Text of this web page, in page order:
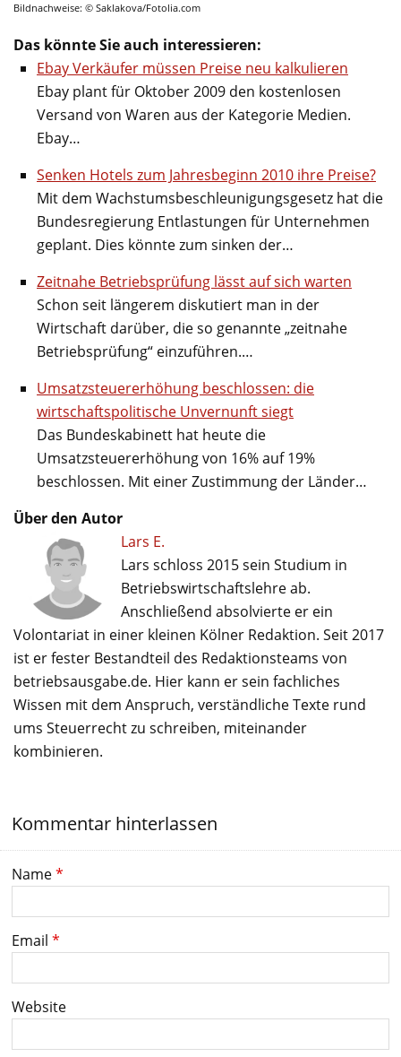
Bildnachweise: © Saklakova/Fotolia.com
Das könnte Sie auch interessieren:
Ebay Verkäufer müssen Preise neu kalkulieren
Ebay plant für Oktober 2009 den kostenlosen
Versand von Waren aus der Kategorie Medien.
Ebay…
Senken Hotels zum Jahresbeginn 2010 ihre Preise?
Mit dem Wachstumsbeschleunigungsgesetz hat die
Bundesregierung Entlastungen für Unternehmen
geplant. Dies könnte zum sinken der…
Zeitnahe Betriebsprüfung lässt auf sich warten
Schon seit längerem diskutiert man in der
Wirtschaft darüber, die so genannte „zeitnahe
Betriebsprüfung“ einzuführen.…
Umsatzsteuererhöhung beschlossen: die
wirtschaftspolitische Unvernunft siegt
Das Bundeskabinett hat heute die
Umsatzsteuererhöhung von 16% auf 19%
beschlossen. Mit einer Zustimmung der Länder…
Über den Autor
Lars E.
Lars schloss 2015 sein Studium in
Betriebswirtschaftslehre ab.
Anschließend absolvierte er ein
Volontariat in einer kleinen Kölner Redaktion. Seit 2017
ist er fester Bestandteil des Redaktionsteams von
betriebsausgabe.de. Hier kann er sein fachliches
Wissen mit dem Anspruch, verständliche Texte rund
ums Steuerrecht zu schreiben, miteinander
kombinieren.
Kommentar hinterlassen
Name*
Email *
Website